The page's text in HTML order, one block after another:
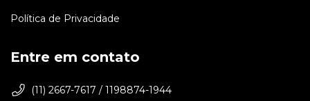
Política de Privacidade
Entre em contato
(11) 2667-7617 / 1198874-1944